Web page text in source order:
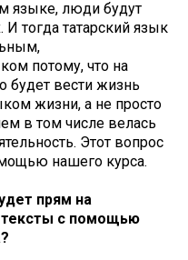
языке, люди будут
И тогда татарский язык
потому, что на
будет вести жизнь
жизни, а не просто
в том числе велась
Этот вопрос
нашего курса.
прям на
тексты с помощью